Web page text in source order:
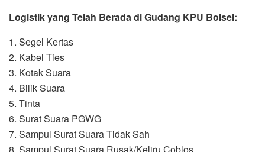
Logistik yang Telah Berada di Gudang KPU Bolsel:
1. Segel Kertas
2. Kabel Ties
3. Kotak Suara
4. Bilik Suara
5. Tinta
6. Surat Suara PGWG
7. Sampul Surat Suara Tidak Sah